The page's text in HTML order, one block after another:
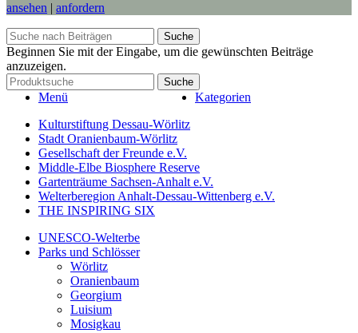
ansehen | anfordern
Suche
Beginnen Sie mit der Eingabe, um die gewünschten Beiträge
anzuzeigen.
Suche
Menü
Kategorien
Kulturstiftung Dessau-Wörlitz
Stadt Oranienbaum-Wörlitz
Gesellschaft der Freunde e.V.
Middle-Elbe Biosphere Reserve
Gartenträume Sachsen-Anhalt e.V.
Welterberegion Anhalt-Dessau-Wittenberg e.V.
THE INSPIRING SIX
UNESCO-Welterbe
Parks und Schlösser
Wörlitz
Oranienbaum
Georgium
Luisium
Mosigkau